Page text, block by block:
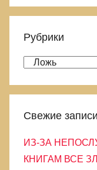
й
и
:
Рубрики
б
р
к
и
Свежие записи
ИЗ-ЗА
КНИГАМ ВСЕ